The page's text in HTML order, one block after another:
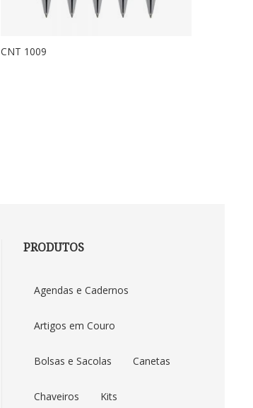
CNT 1009
PRODUTOS
Agendas e Cadernos
Artigos em Couro
Bolsas e Sacolas Canetas
Chaveiros Kits